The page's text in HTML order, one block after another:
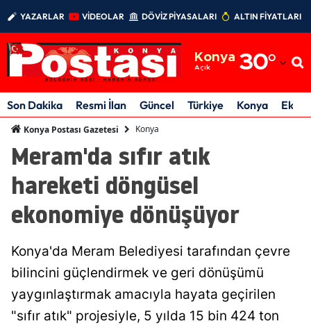
YAZARLAR VİDEOLAR DÖVİZ PİYASALARI ALTIN FİYATLARI
Konya
Açık 30°
Adıyaman
Afyonkarahisar
Amasya
Antalya
Aydın
Balıkesir
Son Dakika Resmi İlan Güncel Türkiye Konya
Konya Postası Gazetesi Konya
Meram'da sıfır atık
hareketi döngüsel
ekonomiye dönüşüyor
Konya'da Meram Belediyesi tarafından çevre
bilincini güçlendirmek ve geri dönüşümü
yaygınlaştırmak amacıyla hayata geçirilen
"sıfır atık" projesiyle, 5 yılda 15 bin 424 ton